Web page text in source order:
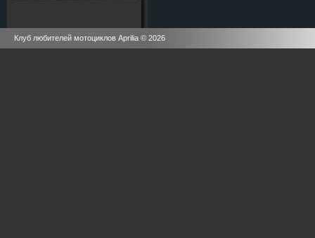
Клуб любителей мотоциклов Aprilia © 2026